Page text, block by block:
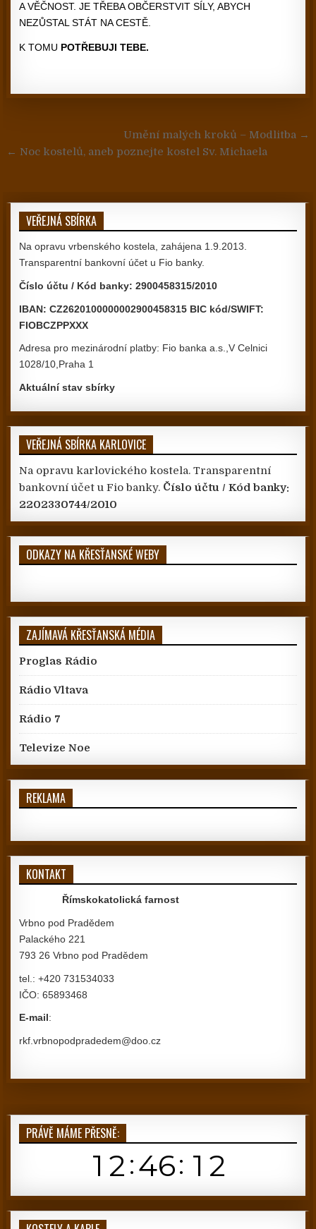
A VĚČNOST. JE TŘEBA OBČERSTVIT SÍLY, ABYCH
NEZŮSTAL STÁT NA CESTĚ.
K TOMU POTŘEBUJI TEBE.
Navigace pro příspěvekUmění malých kroků – Modlitba →
← Noc kostelů, aneb poznejte kostel Sv. Michaela
VEŘEJNÁ SBÍRKA
Na opravu vrbenského kostela, zahájena 1.9.2013.
Transparentní bankovní účet u Fio banky.
Číslo účtu / Kód banky: 2900458315/2010
IBAN: CZ2620100000002900458315 BIC kód/SWIFT:
FIOBCZPPXXX
Adresa pro mezinárodní platby: Fio banka a.s.,V Celnici
1028/10,Praha 1
Aktuální stav sbírky
VEŘEJNÁ SBÍRKA KARLOVICE
Na opravu karlovického kostela. Transparentní
bankovní účet u Fio banky. Číslo účtu / Kód banky:
2202330744/2010
ODKAZY NA KŘESŤANSKÉ WEBY
ZAJÍMAVÁ KŘESŤANSKÁ MÉDIA
Proglas Rádio
Rádio Vltava
Rádio 7
Televize Noe
REKLAMA
KONTAKT
Římskokatolická farnost
Vrbno pod Pradědem
Palackého 221
793 26 Vrbno pod Pradědem
tel.: +420 731534033
IČO: 65893468
E-mail:
rkf.vrbnopodpradedem@doo.cz
PRÁVĚ MÁME PŘESNĚ: